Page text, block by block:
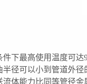
下最高使用温度可
径可以小到管道外径
体能力比同等管径金